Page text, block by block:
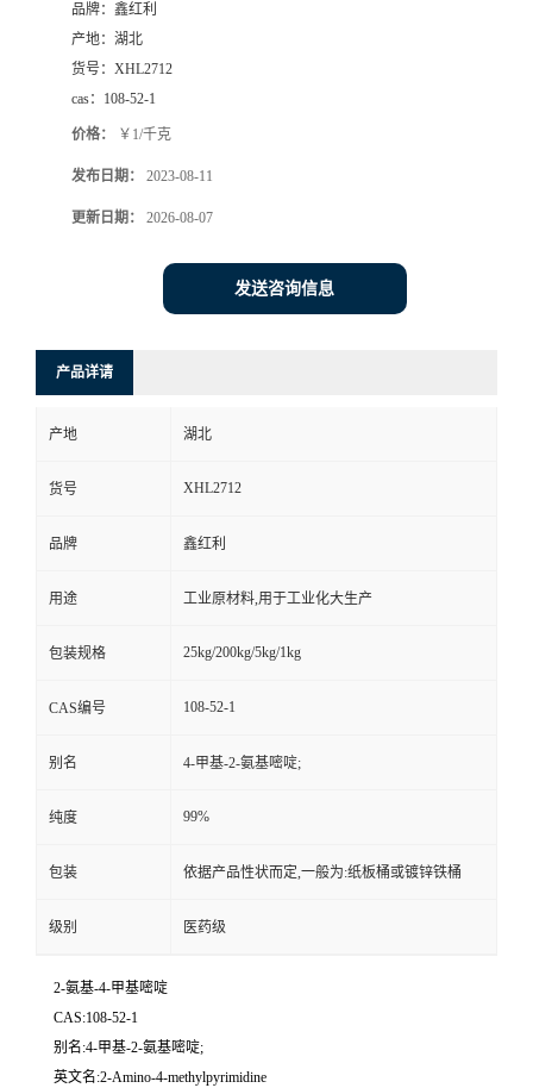
品牌： 鑫红利
产地： 湖北
货号： XHL2712
cas： 108-52-1
价格： ￥1/千克
发布日期： 2023-08-11
更新日期： 2026-08-07
发送咨询信息
产品详请
产地 湖北
货号 XHL2712
品牌 鑫红利
用途 工业原材料,用于工业化大生产
包装规格 25kg/200kg/5kg/1kg
CAS编号 108-52-1
别名 4-甲基-2-氨基嘧啶;
纯度 99%
包装 依据产品性状而定,一般为:纸板桶或镀锌铁桶
级别 医药级
2-氨基-4-甲基嘧啶
CAS:108-52-1
别名:4-甲基-2-氨基嘧啶;
英文名:2-Amino-4-methylpyrimidine